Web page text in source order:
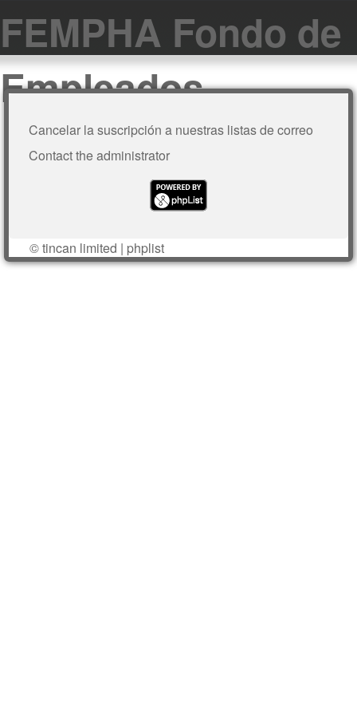
FEMPHA Fondo de
Empleados
Cancelar la suscripción a nuestras listas de correo
Contact the administrator
©tincan limited | phplist